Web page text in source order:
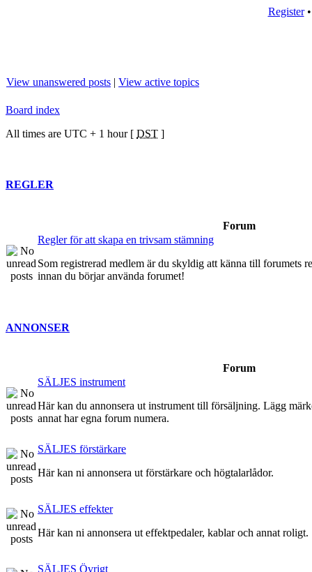
Register
View unanswered posts | View active topics
Board index
All times are UTC + 1 hour [ DST ]
REGLER
Forum
Regler för att skapa en trivsam stämning
Som registrerad medlem är du skyldig att känna till forumets
innan du börjar använda forumet!
ANNONSER
Forum
SÄLJES instrument
Här kan du annonsera ut instrument till försäljning. Lägg
annat har egna forum numera.
SÄLJES förstärkare
Här kan ni annonsera ut förstärkare och högtalarlådor.
SÄLJES effekter
Här kan ni annonsera ut effektpedaler, kablar och annat roligt.
SÄLJES Övrigt